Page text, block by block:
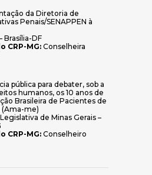
da Diretoria de
Penais/SENAPPEN à
Brasília-DF
CRP-MG: Conselheira
pública para debater, sob a
humanos, os 10 anos de
Brasileira de Pacientes de
(Ama-me)
de Minas Gerais –
CRP-MG: Conselheiro